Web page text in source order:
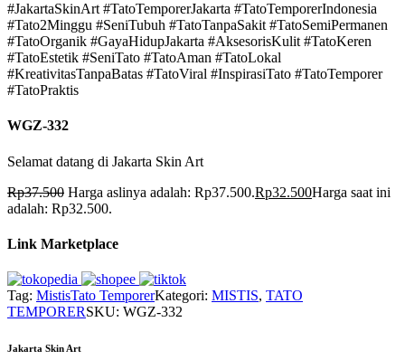
#JakartaSkinArt #TatoTemporerJakarta #TatoTemporerIndonesia
#Tato2Minggu #SeniTubuh #TatoTanpaSakit #TatoSemiPermanen
#TatoOrganik #GayaHidupJakarta #AksesorisKulit #TatoKeren
#TatoEstetik #SeniTato #TatoAman #TatoLokal
#KreativitasTanpaBatas #TatoViral #InspirasiTato #TatoTemporer
#TatoPraktis
WGZ-332
Selamat datang di Jakarta Skin Art
Rp37.500 Harga aslinya adalah: Rp37.500.Rp32.500Harga saat ini
adalah: Rp32.500.
Link Marketplace
Tag: MistisTato TemporerKategori: MISTIS, TATO
TEMPORERSKU: WGZ-332
Jakarta Skin Art